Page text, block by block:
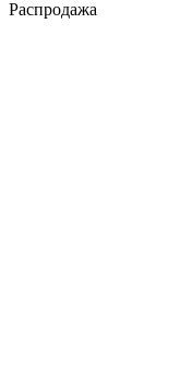
Распродажа